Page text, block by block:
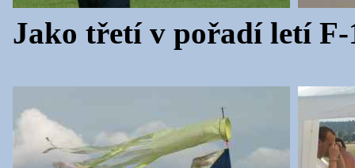
Jako třetí v pořadí letí F-